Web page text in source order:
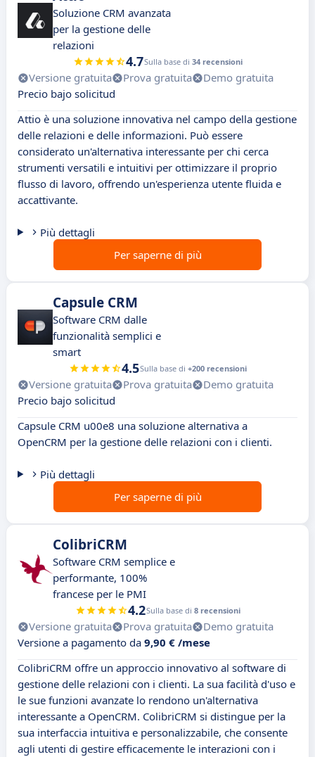
Soluzione CRM avanzata
per la gestione delle
relazioni
4.7Sulla base di 34 recensioni
Versione gratuita Prova gratuita
Demo gratuita
Precio bajo solicitud
Attio è una soluzione innovativa nel campo della gestione
delle relazioni e delle informazioni. Può essere
considerato un'alternativa interessante per chi cerca
strumenti versatili e intuitivi per ottimizzare il proprio
flusso di lavoro, offrendo un'esperienza utente fluida e
accattivante.
Più dettagli
Per saperne di più
Capsule CRM
Software CRM dalle
funzionalità semplici e
smart
4.5Sulla base di +200 recensioni
Versione gratuita Prova gratuita
Demo gratuita
Precio bajo solicitud
Capsule CRM u00e8 una soluzione alternativa a
OpenCRM per la gestione delle relazioni con i clienti.
Più dettagli
Per saperne di più
ColibriCRM
Software CRM semplice e
performante, 100%
francese per le PMI
4.2Sulla base di 8 recensioni
Versione gratuita Prova gratuita
Demo gratuita
Versione a pagamento da 9,90 € /mese
ColibriCRM offre un approccio innovativo al software di
gestione delle relazioni con i clienti. La sua facilità d'uso e
le sue funzioni avanzate lo rendono un'alternativa
interessante a OpenCRM. ColibriCRM si distingue per la
sua interfaccia intuitiva e personalizzabile, che consente
agli utenti di gestire efficacemente le interazioni con i